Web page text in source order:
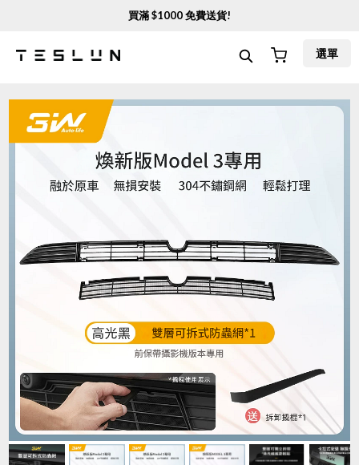
買滿 $1000免費送貨!
選單